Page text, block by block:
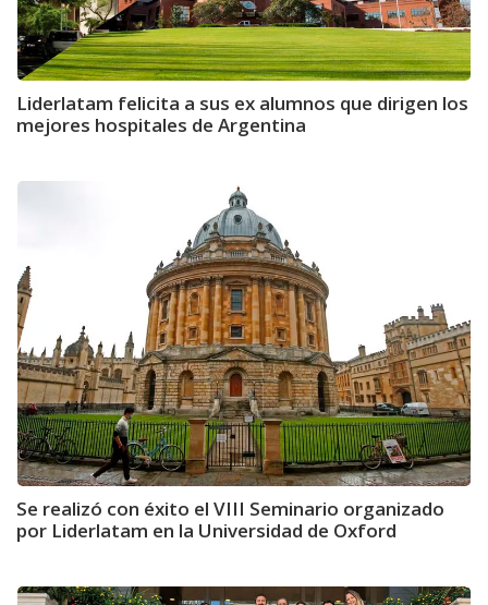
Liderlatam felicita a sus ex alumnos que dirigen los
mejores hospitales de Argentina
Se realizó con éxito el VIII Seminario organizado
por Liderlatam en la Universidad de Oxford